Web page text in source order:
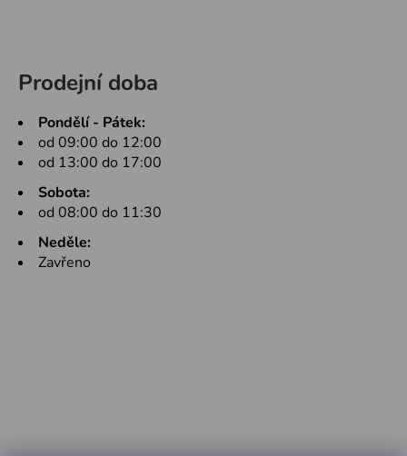
Prodejní doba
Pondělí - Pátek:
od 09:00 do 12:00
od 13:00 do 17:00
Sobota:
od 08:00 do 11:30
Neděle:
Zavřeno